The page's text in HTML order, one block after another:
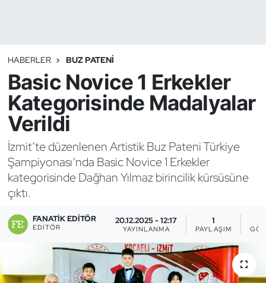
HABERLER BUZ PATENI
Basic Novice 1 Erkekler
Kategorisinde Madalyalar
Verildi
İzmit’te düzenlenen Artistik Buz Pateni Türkiye
Şampiyonası’nda Basic Novice 1 Erkekler
kategorisinde Dağhan Yılmaz birincilik kürsüsüne
çıktı.
FANATIK EDITÖR
EDITÖR
20.12.2025 - 12:17
YAYINLANMA
1
PAYLAŞIM
Binicilik
Bisiklet
Boks
Buz Hokeyi
Buz Pateni